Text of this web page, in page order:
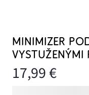
MINIMIZER
VYSTUŽENÝMI
17,99 €